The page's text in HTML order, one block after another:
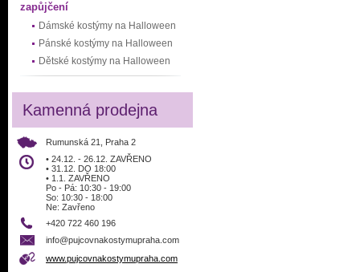
zapůjčení
Dámské kostýmy na Halloween
Pánské kostýmy na Halloween
Dětské kostýmy na Halloween
Kamenná prodejna
Rumunská 21, Praha 2
• 24.12. - 26.12. ZAVŘENO
• 31.12. DO 18:00
• 1.1. ZAVŘENO
Po - Pá: 10:30 - 19:00
So: 10:30 - 18:00
Ne: Zavřeno
+420 722 460 196
info@pujcovnakostymupraha.com
www.pujcovnakostymupraha.com